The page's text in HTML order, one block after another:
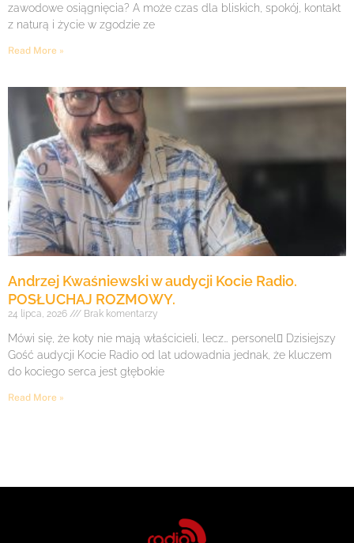
zawodowe osiągnięcia? A może czas dla bliskich, spokój, kontakt
z naturą i życie w zgodzie ze
Read More »
Andrzej Kwaśniewski w audycji Kocie Radio.
POSŁUCHAJ ROZMOWY.
24 lipca, 2026 Brak komentarzy
Mówi się, że koty nie mają właścicieli, lecz… personel Dzisiejszy
Gość audycji Kocie Radio od lat udowadnia jednak, że kluczem
do kociego serca jest głębokie
Read More »